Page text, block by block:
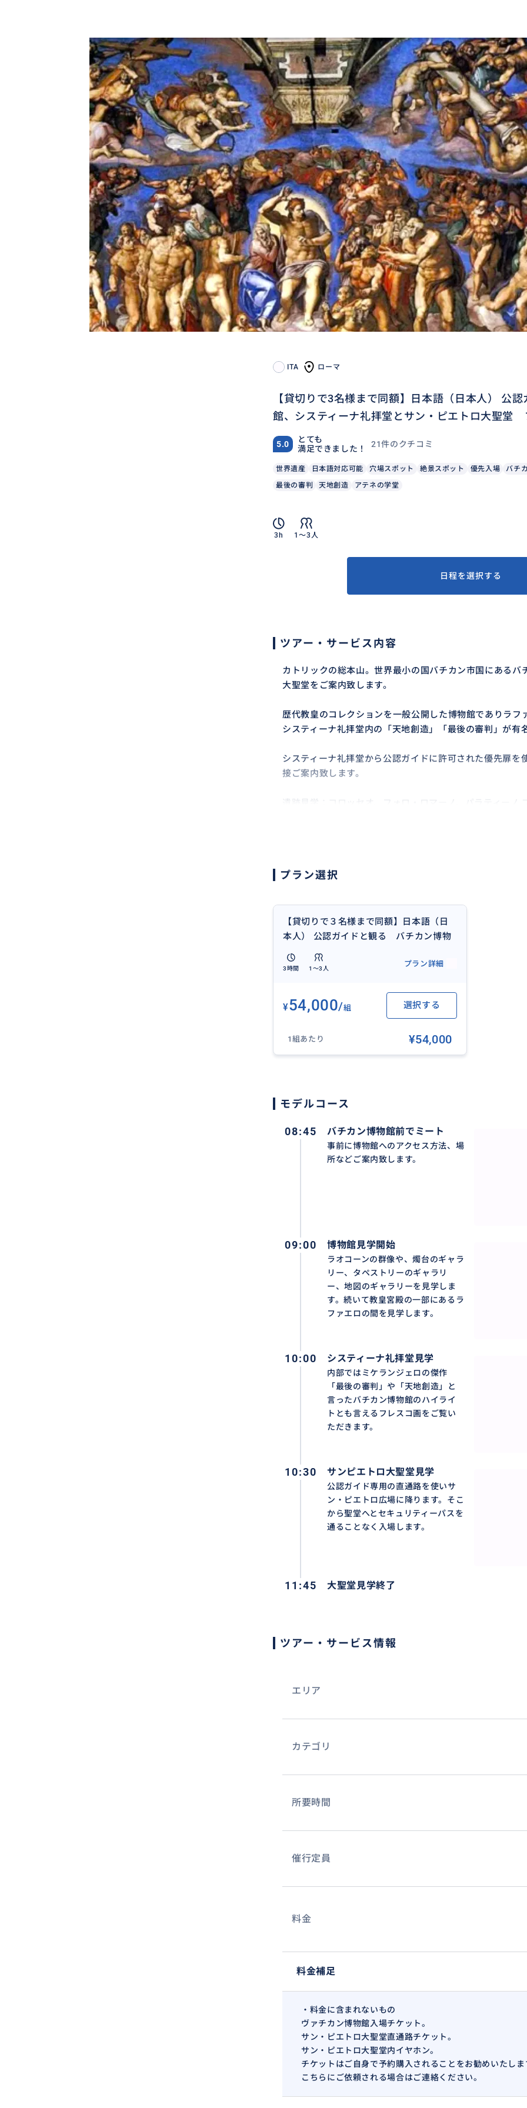
ITA ローマ
【貸切りで3名様まで同額】日本語（日本人） 公
館、システィーナ礼拝堂とサン・ピエトロ大聖堂
5.0
とても
満足できました！
21件のクチコミ
世界遺産 日本語対応可能 穴場スポット 絶景スポット 優先入場 バチ
最後の審判
天地創造 アテネの学堂
3h 1〜3人
日程を選択する
ツアー・サービス内容
カトリックの総本山。世界最小の国バチカン市国にあるバ
大聖堂をご案内致します。
歴代教皇のコレクションを一般公開した博物館でありラフ
システィーナ礼拝堂内の「天地創造」「最後の審判」が有
システィーナ礼拝堂から公認ガイドに許可された優先扉を
接ご案内致します。
https://travel.buyma.com/service/a030101/
相乗りでリーズナブルな街歩きコースもあります。↓↓↓
https://travel.buyma.com/service/a030101/
個人でご見学される際にはシスティーナ大聖堂からガイド
入口に戻り城壁沿いにサン・ピエトロ大聖堂に向かい荷物
公認ガイドがご案内する場合はその１時間から２時間ほど
プラン選択
【貸切りで３名様まで同額】日本語（日
本人） 公認ガイドと観る バチカン博物
館、システィーナ礼拝堂とサン・ピエト
ロ大聖堂 プライベートツアー
3時間 1〜3人
プラン詳細
¥54,000/組 選択する
1組あたり ¥54,000
モデルコース
08:45 バチカン博物館前でミート
事前に博物館へのアクセス方法、場
所などご案内致します。
09:00 博物館見学開始
ラオコーンの群像や、燭台のギャラ
リー、タペストリーのギャラリ
ー、地図のギャラリーを見学しま
す。続いて教皇宮殿の一部にあるラ
ファエロの間を見学します。
10:00 システィーナ礼拝堂見学
内部ではミケランジェロの傑作
「最後の審判」や「天地創造」と
言ったバチカン博物館のハイライ
トとも言えるフレスコ画をご覧い
ただきます。
10:30 サンピエトロ大聖堂見学
公認ガイド専用の直通路を使いサ
ン・ピエトロ広場に降ります。そこ
から聖堂へとセキュリティーパスを
通ることなく入場します。
11:45 大聖堂見学終了
ツアー・サービス情報
エリア
カテゴリ
所要時間
催行定員
料金
料金補足
・料金に含まれないもの
ヴァチカン博物館入場チケット。
サン・ピエトロ大聖堂直通路チケット。
サン・ピエトロ大聖堂内イヤホン。
チケットはご自身で予約購入されることをお勧めいたしま
こちらにご依頼される場合はご連絡ください。